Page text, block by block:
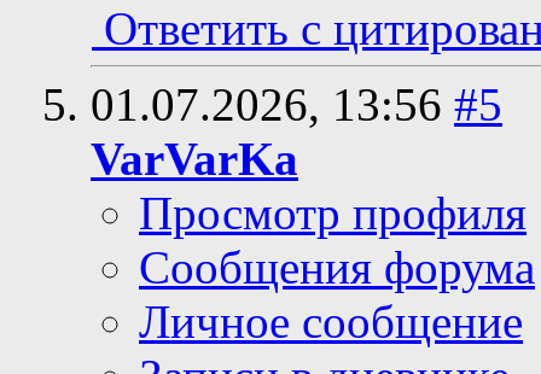
Ответить с
01.07.2026, 13:56 #5
VarVarKa
Просмотр профиля
Сообщения форума
Личное сообщение